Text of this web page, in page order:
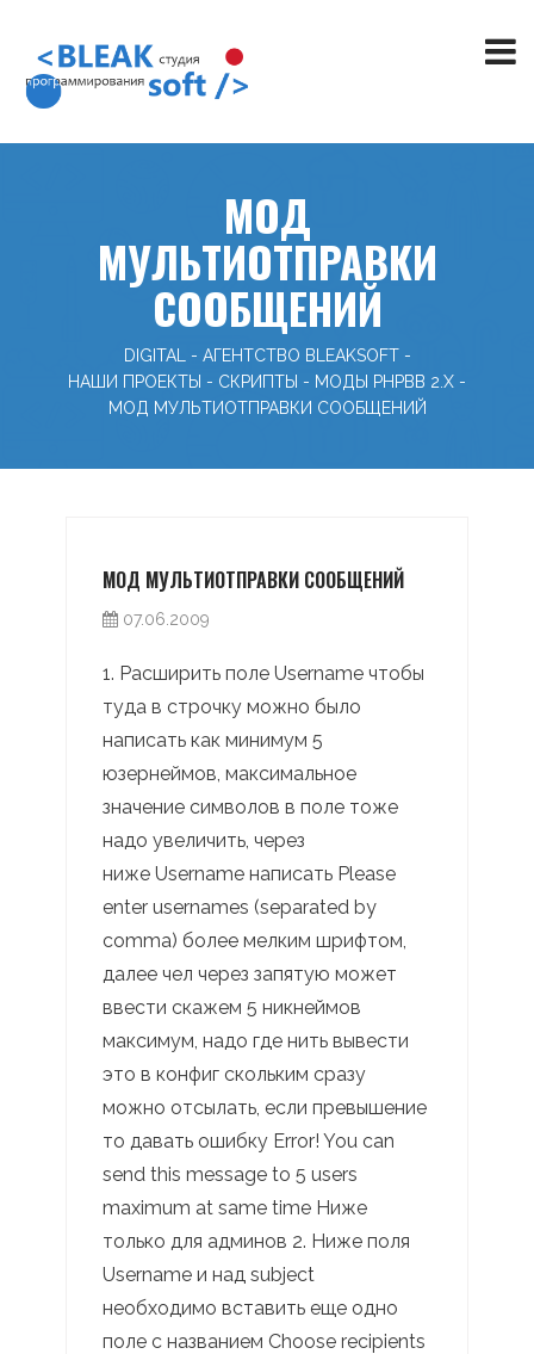
МОД
МУЛЬТИОТПРАВКИ
СООБЩЕНИЙ
DIGITAL - АГЕНТСТВО BLEAKSOFT -
НАШИ ПРОЕКТЫ - СКРИПТЫ - МОДЫ PHPBB 2.X -
МОД МУЛЬТИОТПРАВКИ СООБЩЕНИЙ
МОД МУЛЬТИОТПРАВКИ СООБЩЕНИЙ
07.06.2009
1. Расширить поле Username чтобы
туда в строчку можно было
написать как минимум 5
юзернеймов, максимальное
значение символов в поле тоже
надо увеличить, через
ниже Username написать Please
enter usernames (separated by
comma) более мелким шрифтом,
далее чел через запятую может
ввести скажем 5 никнеймов
максимум, надо где нить вывести
это в конфиг скольким сразу
можно отсылать, если превышение
то давать ошибку Error! You can
send this message to 5 users
maximum at same time Ниже
только для админов 2. Ниже поля
Username и над subject
необходимо вставить еще одно
поле с названием Choose recipients